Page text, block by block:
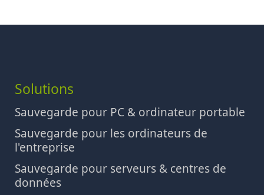
Solutions
Sauvegarde pour PC & ordinateur portable
Sauvegarde pour les ordinateurs de
l'entreprise
Sauvegarde pour serveurs & centres de
données